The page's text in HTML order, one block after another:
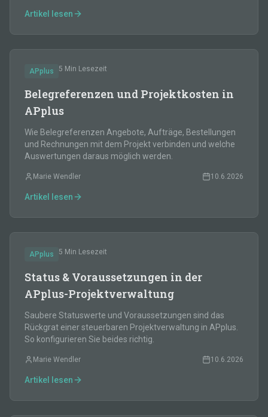
Artikel lesen
APplus 5 Min Lesezeit
Belegreferenzen und Projektkosten in
APplus
Wie Belegreferenzen Angebote, Aufträge, Bestellungen
und Rechnungen mit dem Projekt verbinden und welche
Auswertungen daraus möglich werden.
Marie Wendler 10.6.2026
Artikel lesen
APplus 5 Min Lesezeit
Status & Voraussetzungen in der
APplus-Projektverwaltung
Saubere Statuswerte und Voraussetzungen sind das
Rückgrat einer steuerbaren Projektverwaltung in APplus.
So konfigurieren Sie beides richtig.
Marie Wendler 10.6.2026
Artikel lesen